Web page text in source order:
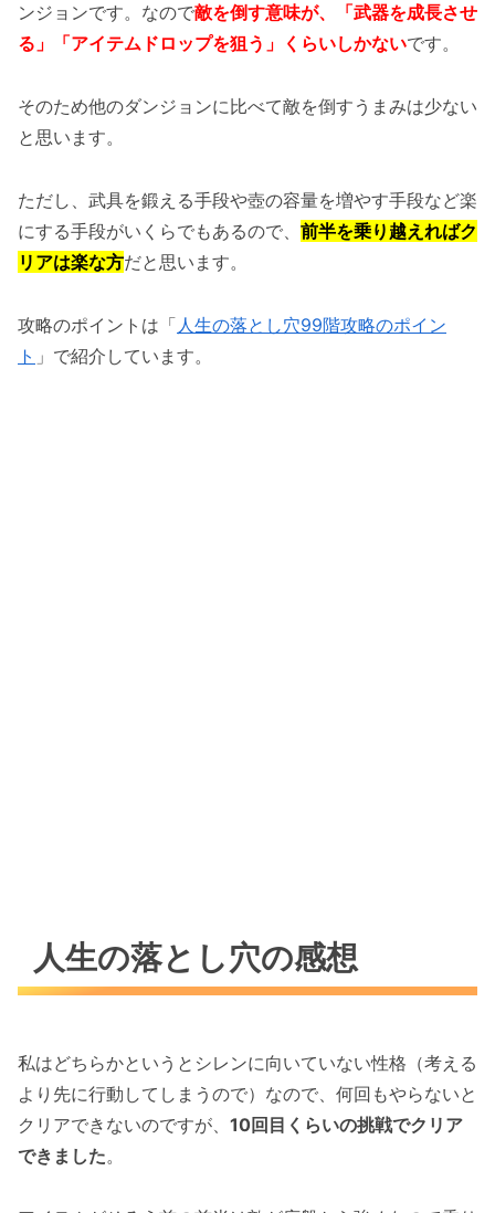
ンジョンです。なので敵を倒す意味が、「武器を成長させ
る」「アイテムドロップを狙う」くらいしかないです。
そのため他のダンジョンに比べて敵を倒すうまみは少ない
と思います。
ただし、武具を鍛える手段や壺の容量を増やす手段など楽
にする手段がいくらでもあるので、 前半を乗り越えればク
リアは楽な方だと思います。
攻略のポイントは「 人生の落とし穴99階攻略のポイン
ト 」で紹介しています。
人生の落とし穴の感想
私はどちらかというとシレンに向いていない性格（考える
より先に行動してしまうので）なので、何回もやらないと
クリアできないのですが、 10回目くらいの挑戦でクリア
できました。